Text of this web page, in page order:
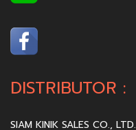
DISTRIBUTOR :
SIAM KINIK SALES CO., LTD.